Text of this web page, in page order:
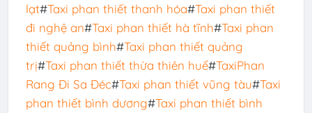
lạt#Taxi phan thiết thanh hóa#Taxi phan thiết
đi nghệ an#Taxi phan thiết hà tĩnh#Taxi phan
thiết quảng bình#Taxi phan thiết quảng
trị#Taxi phan thiết thừa thiên huế#TaxiPhan
Rang Đi Sa Đéc#Taxi phan thiết vũng tàu#Taxi
phan thiết bình dương#Taxi phan thiết bình